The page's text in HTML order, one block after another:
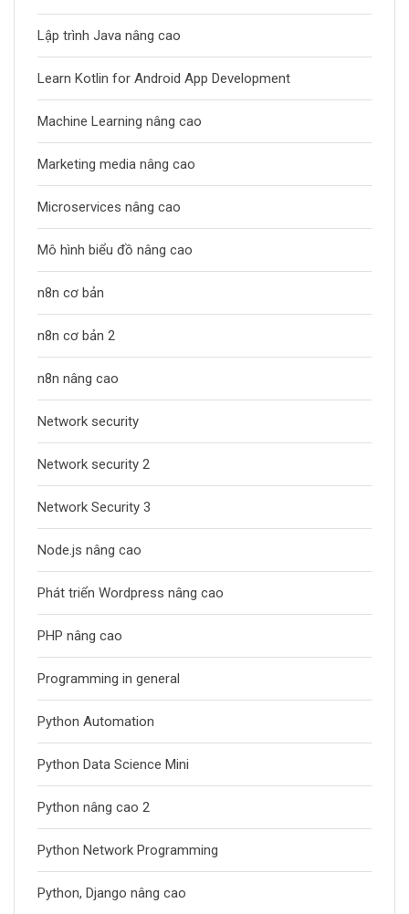
Lập trình Java nâng cao
Learn Kotlin for Android App Development
Machine Learning nâng cao
Marketing media nâng cao
Microservices nâng cao
Mô hình biểu đồ nâng cao
n8n cơ bản
n8n cơ bản 2
n8n nâng cao
Network security
Network security 2
Network Security 3
Node.js nâng cao
Phát triển Wordpress nâng cao
PHP nâng cao
Programming in general
Python Automation
Python Data Science Mini
Python nâng cao 2
Python Network Programming
Python, Django nâng cao